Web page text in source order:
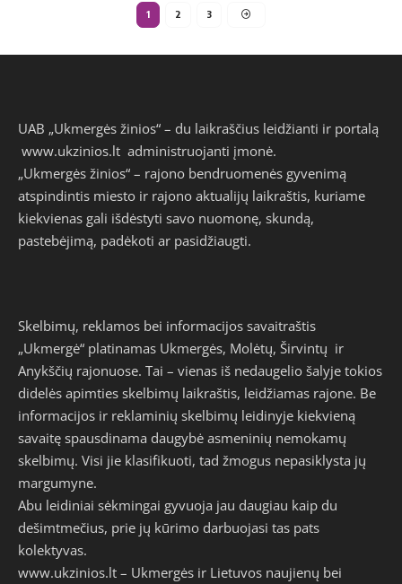
1 2 3
UAB „Ukmergės žinios“ – du laikraščius leidžianti ir portalą
www.ukzinios.lt administruojanti įmonė.
„Ukmergės žinios“ – rajono bendruomenės gyvenimą
atspindintis miesto ir rajono aktualijų laikraštis, kuriame
kiekvienas gali išdėstyti savo nuomonę, skundą,
pastebėjimą, padėkoti ar pasidžiaugti.
Skelbimų, reklamos bei informacijos savaitraštis
„Ukmergė“ platinamas Ukmergės, Molėtų, Širvintų ir
Anykščių rajonuose. Tai – vienas iš nedaugelio šalyje tokios
didelės apimties skelbimų laikraštis, leidžiamas rajone. Be
informacijos ir reklaminių skelbimų leidinyje kiekvieną
savaitę spausdinama daugybė asmeninių nemokamų
skelbimų. Visi jie klasifikuoti, tad žmogus nepasiklysta jų
margumyne.
Abu leidiniai sėkmingai gyvuoja jau daugiau kaip du
dešimtmečius, prie jų kūrimo darbuojasi tas pats
kolektyvas.
www.ukzinios.lt – Ukmergės ir Lietuvos naujienų bei